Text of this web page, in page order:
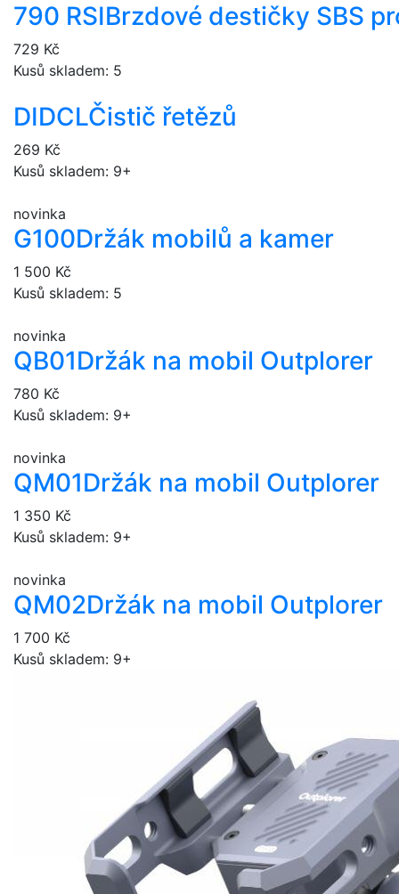
790 RSIBrzdové destičky SBS
729 Kč
Kusů skladem: 5
DIDCLČistič řetězů
269 Kč
Kusů skladem: 9+
novinka
G100Držák mobilů a kamer
1 500 Kč
Kusů skladem: 5
novinka
QB01Držák na mobil Outplorer
780 Kč
Kusů skladem: 9+
novinka
QM01Držák na mobil Outplorer
1 350 Kč
Kusů skladem: 9+
novinka
QM02Držák na mobil Outplorer
1 700 Kč
Kusů skladem: 9+